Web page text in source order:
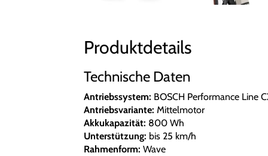
Produktdetails
Technische Daten
Antriebssystem: BOSCH Performance Line
Antriebsvariante: Mittelmotor
Akkukapazität: 800 Wh
Unterstützung: bis 25 km/h
Rahmenform: Wave